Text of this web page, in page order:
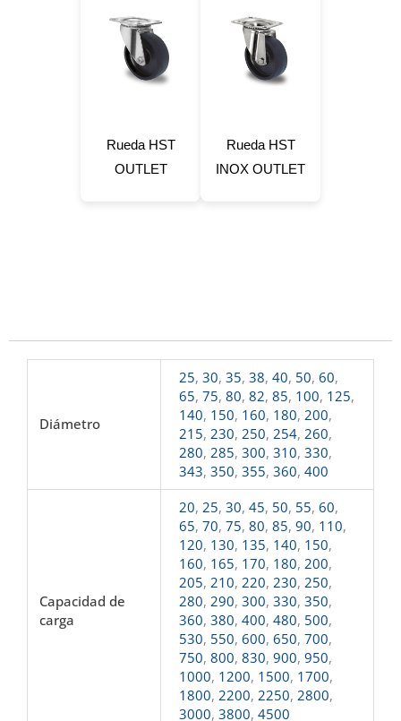
Rueda HST
OUTLET
Rueda HST
INOX OUTLET
Diámetro
25, 30, 35, 38, 40, 50, 60,
65, 75, 80, 82, 85, 100, 125,
140, 150, 160, 180, 200,
215, 230, 250, 254, 260,
280, 285, 300, 310, 330,
343, 350, 355, 360, 400
Capacidad de
carga
20, 25, 30, 45, 50, 55, 60,
65, 70, 75, 80, 85, 90, 110,
120, 130, 135, 140, 150,
160, 165, 170, 180, 200,
205, 210, 220, 230, 250,
280, 290, 300, 330, 350,
360, 380, 400, 480, 500,
530, 550, 600, 650, 700,
750, 800, 830, 900, 950,
1000, 1200, 1500, 1700,
1800, 2200, 2250, 2800,
3000, 3800, 4500